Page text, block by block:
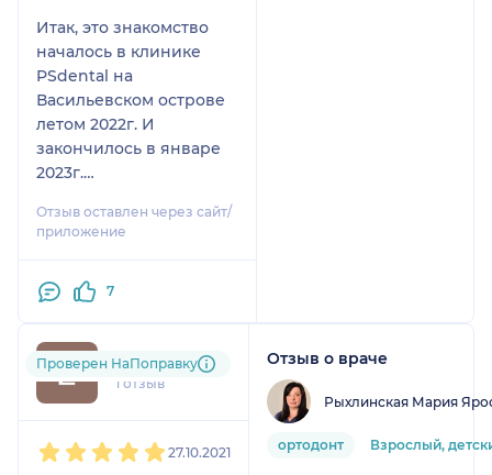
Итак, это знакомство
началось в клинике
PSdental на
Васильевском острове
летом 2022г. И
закончилось в январе
2023г.
частичная брекет-
система слева и справа.
дальше, чем было
система вообще не
функциональна.
Я была вынуждена
причиной тому
отношение
Отзыв оставлен через сайт/
приложение
7
Евгения
1 отзыв
Проверен НаПоправку
27.10.2021
Отзыв о враче
Рыхлинская Мария
ортодонт Взрослый,